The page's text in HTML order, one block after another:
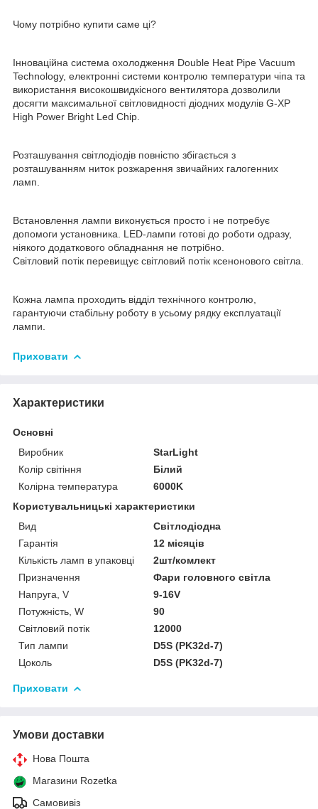
Чому потрібно купити саме ці?
Інноваційна система охолодження Double Heat Pipe Vacuum
Technology, електронні системи контролю температури чіпа та
використання високошвидкісного вентилятора дозволили
досягти максимальної світловидності діодних модулів G-XP
High Power Bright Led Chip.
Розташування світлодіодів повністю збігається з
розташуванням ниток розжарення звичайних галогенних
ламп.
Встановлення лампи виконується просто і не потребує
допомоги установника. LED-лампи готові до роботи одразу,
ніякого додаткового обладнання не потрібно.
Світловий потік перевищує світловий потік ксенонового світла.
Кожна лампа проходить відділ технічного контролю,
гарантуючи стабільну роботу в усьому рядку експлуатації
лампи.
Приховати
Характеристики
Основні
Виробник
StarLight
Колір світіння
Білий
Колірна температура
6000K
Користувальницькі характеристики
Вид
Світлодіодна
Гарантія
12 місяців
Кількість ламп в упаковці
2шт/комлект
Призначення
Фари головного світла
Напруга, V
9-16V
Потужність, W
90
Світловий потік
12000
Тип лампи
D5S (PK32d-7)
Цоколь
D5S (PK32d-7)
Приховати
Умови доставки
Нова Пошта
Магазини Rozetka
Самовивіз